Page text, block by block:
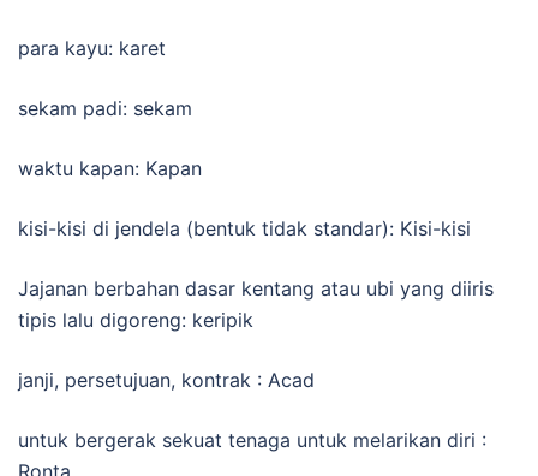
para kayu: karet
sekam padi: sekam
waktu kapan: Kapan
kisi-kisi di jendela (bentuk tidak standar): Kisi-kisi
Jajanan berbahan dasar kentang atau ubi yang diiris
tipis lalu digoreng: keripik
janji, persetujuan, kontrak : Acad
untuk bergerak sekuat tenaga untuk melarikan diri :
Ronta